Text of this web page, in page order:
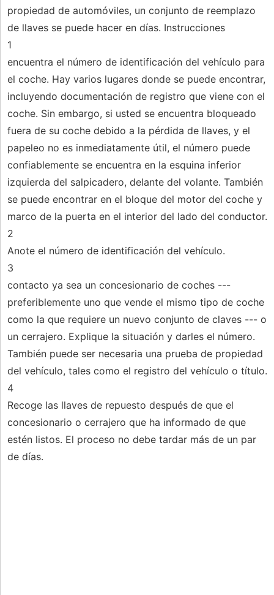
propiedad de automóviles, un conjunto de reemplazo
de llaves se puede hacer en días. Instrucciones
1
encuentra el número de identificación del vehículo para
el coche. Hay varios lugares donde se puede encontrar,
incluyendo documentación de registro que viene con el
coche. Sin embargo, si usted se encuentra bloqueado
fuera de su coche debido a la pérdida de llaves, y el
papeleo no es inmediatamente útil, el número puede
confiablemente se encuentra en la esquina inferior
izquierda del salpicadero, delante del volante. También
se puede encontrar en el bloque del motor del coche y
marco de la puerta en el interior del lado del conductor.
2
Anote el número de identificación del vehículo.
3
contacto ya sea un concesionario de coches ---
preferiblemente uno que vende el mismo tipo de coche
como la que requiere un nuevo conjunto de claves --- o
un cerrajero. Explique la situación y darles el número.
También puede ser necesaria una prueba de propiedad
del vehículo, tales como el registro del vehículo o título.
4
Recoge las llaves de repuesto después de que el
concesionario o cerrajero que ha informado de que
estén listos. El proceso no debe tardar más de un par
de días.